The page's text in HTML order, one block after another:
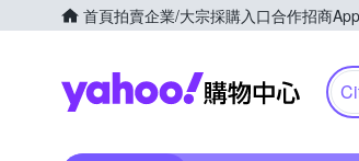
首頁拍賣企業/大宗採購入口合作招商